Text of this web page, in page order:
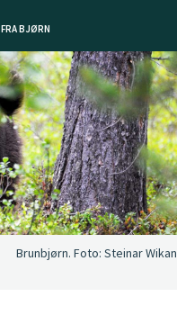
BJØRN
Brunbjørn. Foto: Steinar Wikan